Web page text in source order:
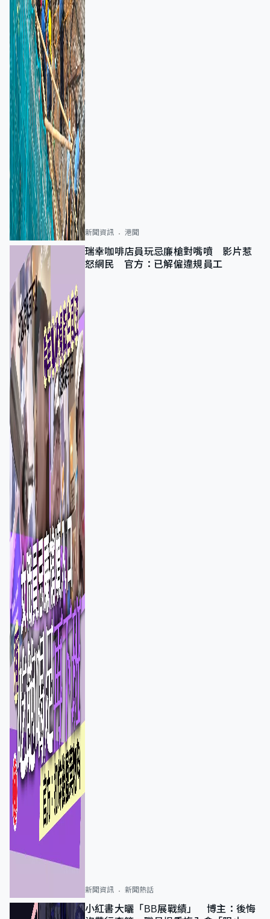
新聞資訊 港聞
瑞幸咖啡店員玩忌廉槍對嘴噴 影片惹
怒網民 官方：已解僱違規員工
新聞資訊 新聞熱話
小紅書大曬「BB展戰績」 博主：後悔